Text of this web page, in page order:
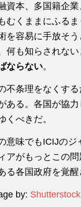
資本、多国籍企
むくままにふる
を容易に手放そ
何も知らされない
ならない。
不条理をなくする
ある。各国が協
くべきだ。
意味でもICIJのジ
アがもっとこの
る各国政府を覚醒
by: Shutterstock